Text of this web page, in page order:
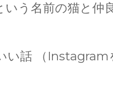
いう名前の猫と仲
い話 （Instagram